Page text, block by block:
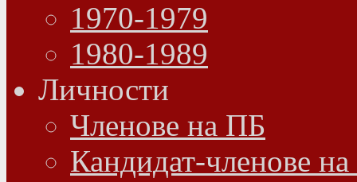
1970-1979
1980-1989
Личности
Членове на ПБ
Кандидат-членове